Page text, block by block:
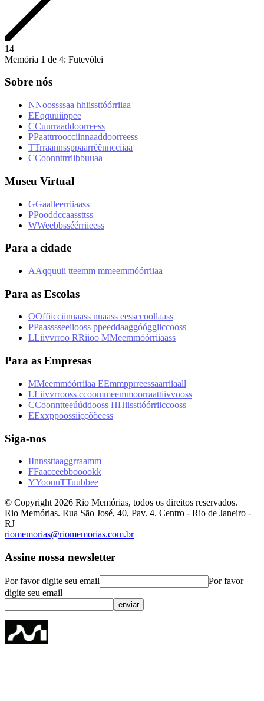
14
Memória 1 de 4: Futevôlei
Sobre nós
NNoossssaa hhiissttóórriiaa
EEqquuiippee
CCuurraaddoorreess
PPaattrroocciinnaaddoorreess
TTrraannssppaarrêênncciiaa
CCoonnttrriibbuuaa
Museu Virtual
GGaalleerriiaass
PPooddccaassttss
WWeebbsséérriieess
Para a cidade
AAqquuii tteemm mmeemmóórriiaa
Para as Escolas
OOffiicciinnaass nnaass eessccoollaass
PPaasssseeiiooss ppeeddaaggóóggiiccooss
LLiivvrroo RRiioo MMeemmóórriiaass
Para as Empresas
MMeemmóórriiaa EEmmpprreessaarriiaall
LLiivvrrooss ccoommeemmoorraattiivvooss
CCoonntteeúúddooss HHiissttóórriiccooss
EExxppoossiiççõõeess
Siga-nos
IInnssttaaggrraamm
FFaacceebbooookk
YYoouuTTuubbee
© Copyright 2026 Rio Memórias, todos os direitos reservados.
Rio Memórias. Rua São José, 40, Pav. 4. Centro - Rio de Janeiro -
RJ
riomemorias@riomemorias.com.br
Assine nossa newsletter
Por favor digite seu email
Por favor
digite seu email
enviar